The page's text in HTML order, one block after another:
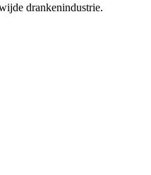
drankenindustrie.